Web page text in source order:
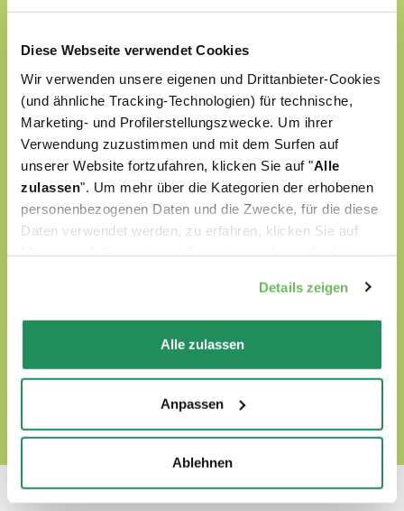
Diese Webseite verwendet Cookies
Wir verwenden unsere eigenen und Drittanbieter-Cookies
(und ähnliche Tracking-Technologien) für technische,
Marketing- und Profilerstellungszwecke. Um ihrer
Verwendung zuzustimmen und mit dem Surfen auf
unserer Website fortzufahren, klicken Sie auf "Alle
zulassen". Um mehr über die Kategorien der erhobenen
personenbezogenen Daten und die Zwecke, für die diese
Daten verwendet werden, zu erfahren, klicken Sie auf
Details zeigen
Alle zulassen
Anpassen
Ablehnen
immer von Liebe umgegeben.
Unsere Produkte:
werden mit ausgewählten natürlichen
Zutaten zubereitet
sind ohne künstliche Farbstoffe formuliert
FINDEN SIE UNSERE WORLD OF LOVE HARAUS